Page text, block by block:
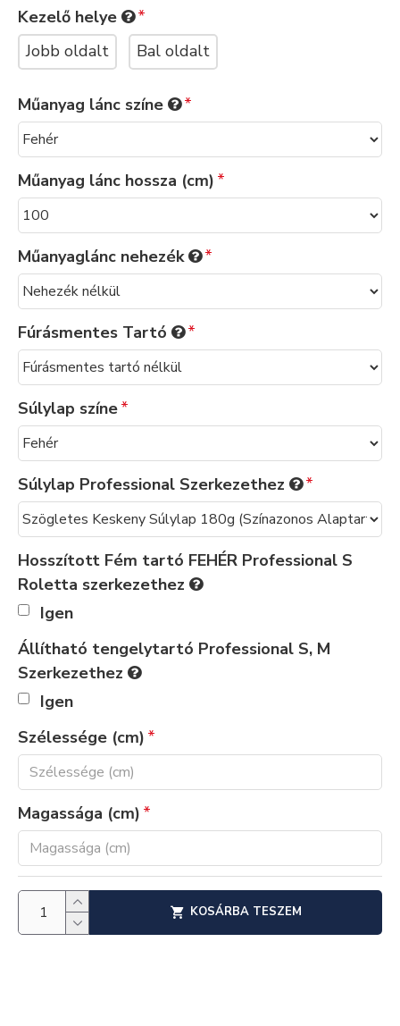
Kezelő helye
Jobb oldalt
Bal oldalt
Műanyag lánc színe
Műanyag lánc hossza (cm)
Műanyaglánc nehezék
Fúrásmentes Tartó
Súlylap színe
Súlylap Professional Szerkezethez
Hosszított Fém tartó FEHÉR Professional S
Roletta szerkezethez
Igen
Állítható tengelytartó Professional S, M
Szerkezethez
Igen
Szélessége (cm)
Magassága (cm)
KOSÁRBA TESZEM